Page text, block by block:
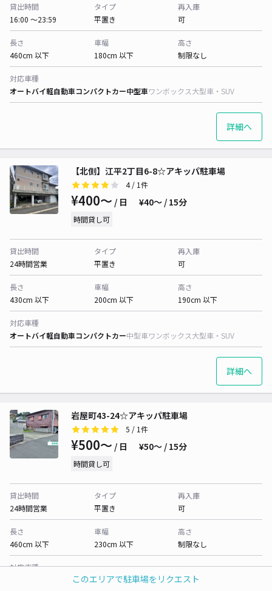
このエリアで駐車場をリクエスト
貸出時間
16:00 〜23:59
タイプ
平置き
再入庫
可
長さ
460cm 以下
車幅
180cm 以下
高さ
制限なし
対応車種
オートバイ軽自動車コンパクトカー中型車ワンボックス大型車・SUV
詳細へ
【北側】江平2丁目6-8☆アキッパ駐車場
4/ 1件
¥400〜 / 日 ¥40〜 / 15分
時間貸し可
貸出時間
24時間営業
タイプ
平置き
再入庫
可
長さ
430cm 以下
車幅
200cm 以下
高さ
190cm 以下
対応車種
オートバイ軽自動車コンパクトカー中型車ワンボックス大型車・SUV
詳細へ
岩屋町43-24☆アキッパ駐車場
5 / 1件
¥500〜 / 日 ¥50〜 / 15分
時間貸し可
貸出時間
24時間営業
タイプ
平置き
再入庫
可
長さ
460cm 以下
車幅
230cm 以下
高さ
制限なし
対応車種
軽自動車コンパクトカー中型車ワンボックス 大型車・SUV